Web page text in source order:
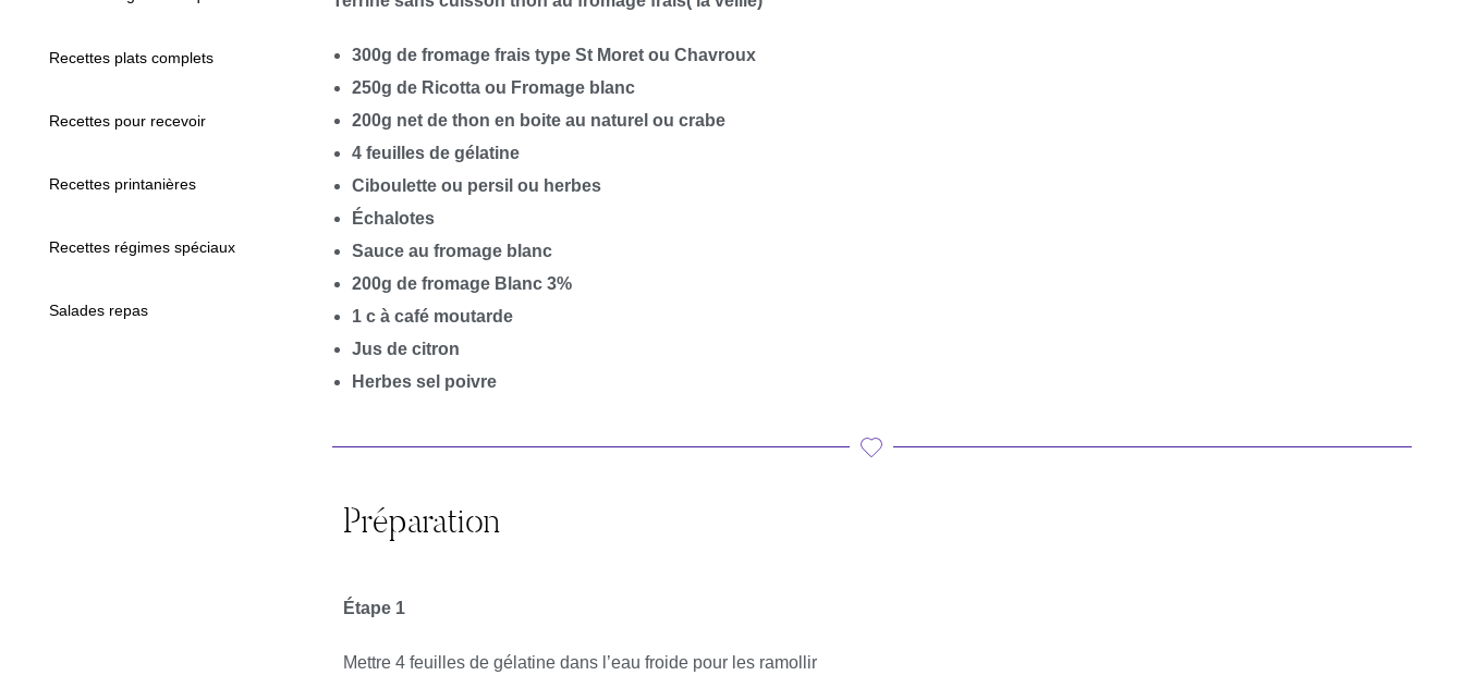
Recettes plats complets
Recettes pour recevoir
Recettes printanières
Recettes régimes spéciaux
Salades repas
300g de fromage frais type St Moret ou Chavroux
250g de Ricotta ou Fromage blanc
200g net de thon en boite au naturel ou crabe
4 feuilles de gélatine
Ciboulette ou persil ou herbes
Échalotes
Sauce au fromage blanc
200g de fromage Blanc 3%
1 c à café moutarde
Jus de citron
Herbes sel poivre
Préparation
Étape 1
Mettre 4 feuilles de gélatine dans l’eau froide pour les ramollir